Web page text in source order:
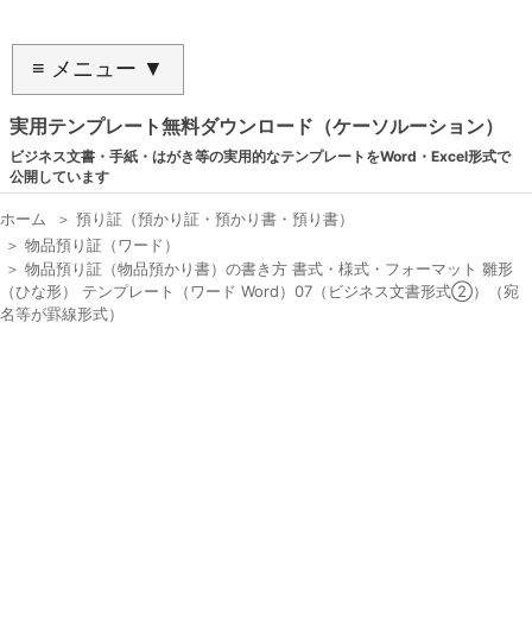
≡ メニュー ▼
実用テンプレート無料ダウンロード（ケーソルーション）
ビジネス文書・手紙・はがき等の実用的なテンプレートをWord・Excel形式で
公開しています
ホーム ＞ 預り証（預かり証・預かり書・預り書）
＞ 物品預り証（ワード）
＞ 物品預り証（物品預かり書）の書き方 書式・様式・フォーマット 雛形
（ひな形） テンプレート（ワード Word）07（ビジネス文書形式②）（宛
名等が罫線形式）